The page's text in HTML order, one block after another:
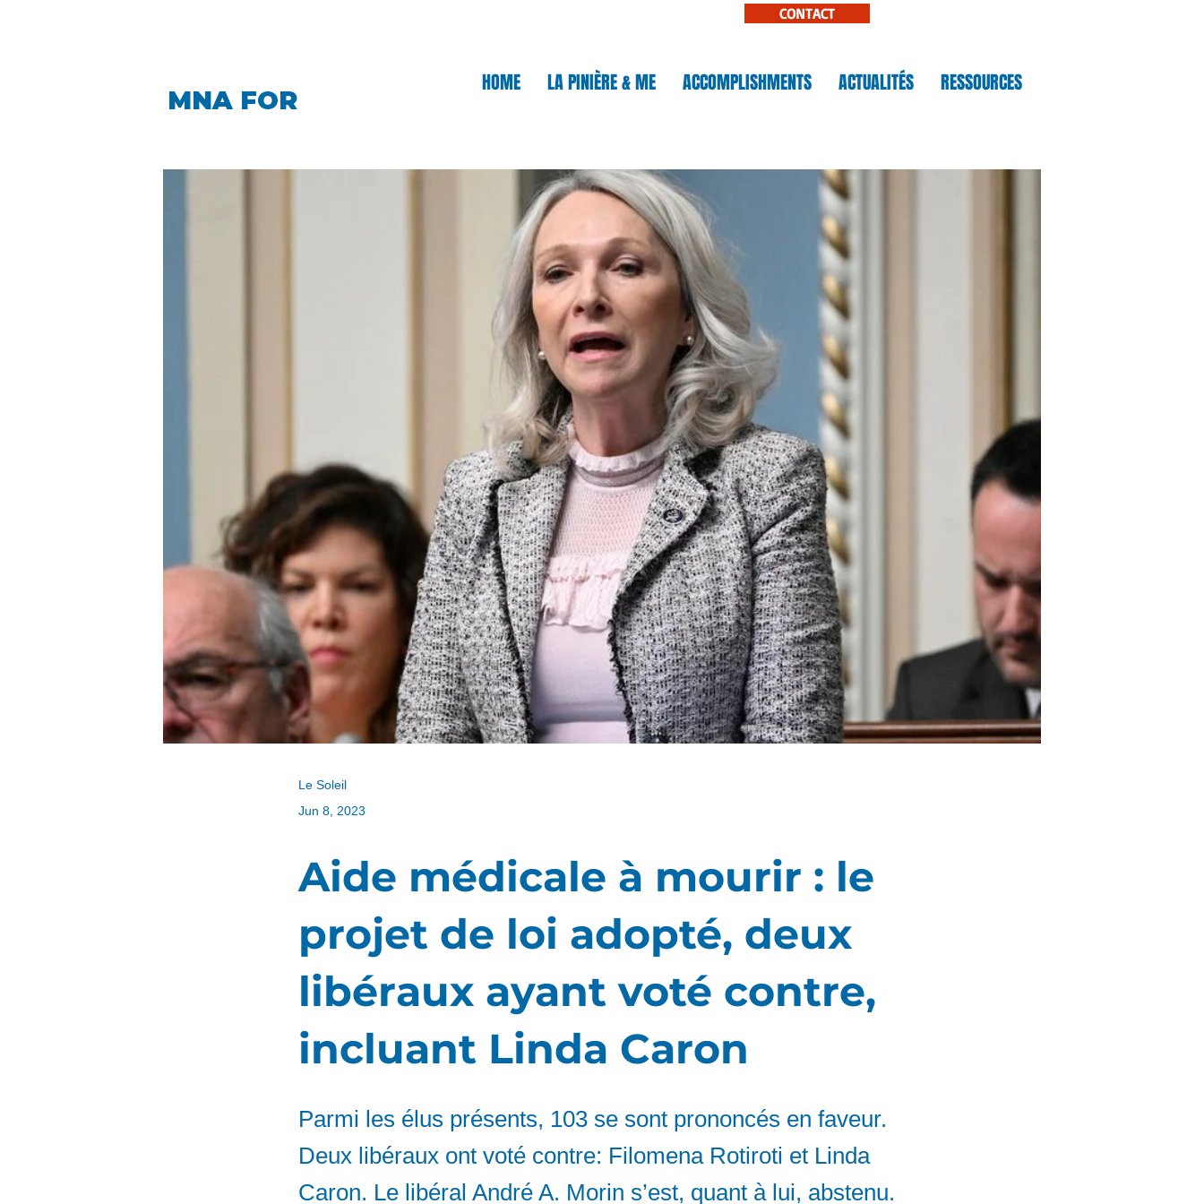
MNA FOR
CONTACT
HOME LA PINIÈRE & ME ACCOMPLISHMENTS ACTUALITÉS RESSOURCES
Le Soleil
Jun 8, 2023
Aide médicale à mourir : le
projet de loi adopté, deux
libéraux ayant voté contre,
incluant Linda Caron
Parmi les élus présents, 103 se sont prononcés en faveur.
Deux libéraux ont voté contre: Filomena Rotiroti et Linda
Caron. Le libéral André A. Morin s’est, quant à lui, abstenu.